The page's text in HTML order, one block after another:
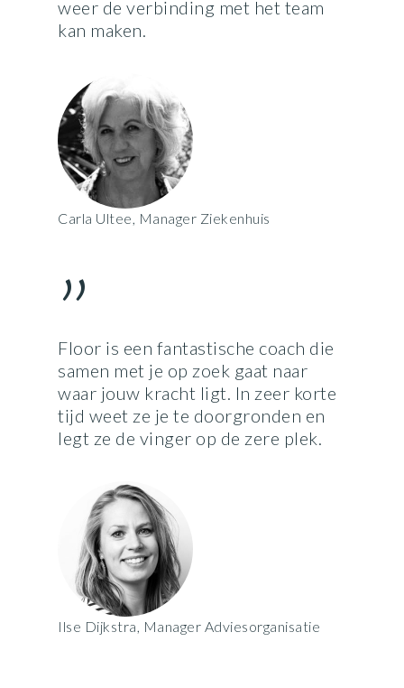
weer de verbinding met het team
kan maken.
Carla Ultee, Manager Ziekenhuis
”
Floor is een fantastische coach die
samen met je op zoek gaat naar
waar jouw kracht ligt. In zeer korte
tijd weet ze je te doorgronden en
legt ze de vinger op de zere plek.
Ilse Dijkstra, Manager Adviesorganisatie